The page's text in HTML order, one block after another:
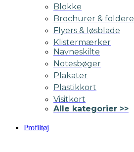
Blokke
Brochurer & foldere
Flyers & løsblade
Klistermærker
Navneskilte
Notesbøger
Plakater
Plastikkort
Visitkort
Alle kategorier >>
Profiltøj